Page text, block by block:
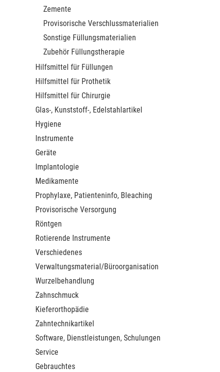
Zemente
Provisorische Verschlussmaterialien
Sonstige Füllungsmaterialien
Zubehör Füllungstherapie
Hilfsmittel für Füllungen
Hilfsmittel für Prothetik
Hilfsmittel für Chirurgie
Glas-, Kunststoff-, Edelstahlartikel
Hygiene
Instrumente
Geräte
Implantologie
Medikamente
Prophylaxe, Patienteninfo, Bleaching
Provisorische Versorgung
Röntgen
Rotierende Instrumente
Verschiedenes
Verwaltungsmaterial/Büroorganisation
Wurzelbehandlung
Zahnschmuck
Kieferorthopädie
Zahntechnikartikel
Software, Dienstleistungen, Schulungen
Service
Gebrauchtes